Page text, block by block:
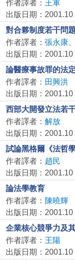
作者譯者： 王軍
出版日期：2001.10
對合夥制度若干問
作者譯者： 張永康
出版日期：2001.10
論醫療事故罪的法
作者譯者： 田興洪
出版日期：2001.10
西部大開發立法若
作者譯者： 解放
出版日期：2001.10
試論黑格爾《法哲
作者譯者： 趙民
出版日期：2001.10
論法學教育
作者譯者： 陳曉輝
出版日期：2001.10
企業核心競爭力及
作者譯者： 王陽
出版日期：2001.10